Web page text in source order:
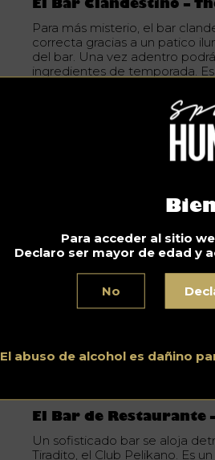
Para acceder al sitio
Declaro ser mayor de edad y
No
El abuso de alcohol es dañino
El Bar Clandestino –
Para más misterio, el bar
correcta gracias a un patico
del bar. Una vez adentro
ingredientes de temporada.
¿Dónde? Rue Saint Vincent,
El Nuevo Bar –
Montreal. Un lugar más que
de jueves a domingo hasta
coctelería, Tao Zrafi, se
creatividad. Este bar se
otoño cambia para un pop-up
versión podrás degustar
¿Dónde? 6484 Boul St-
El Bar de Restaurante
Un sofisticado bar se aloja
Tiradito, el Club Pelikano. Es